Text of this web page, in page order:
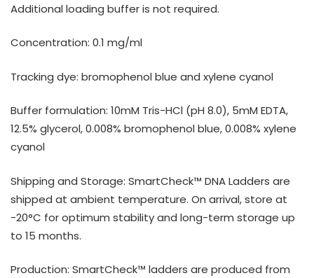
Additional loading buffer is not required.
Concentration: 0.1 mg/ml
Tracking dye: bromophenol blue and xylene cyanol
Buffer formulation: 10mM Tris-HCl (pH 8.0), 5mM EDTA,
12.5% glycerol, 0.008% bromophenol blue, 0.008% xylene
cyanol
Shipping and Storage: SmartCheck™ DNA Ladders are
shipped at ambient temperature. On arrival, store at
-20°C for optimum stability and long-term storage up
to 15 months.
Production: SmartCheck™ ladders are produced from